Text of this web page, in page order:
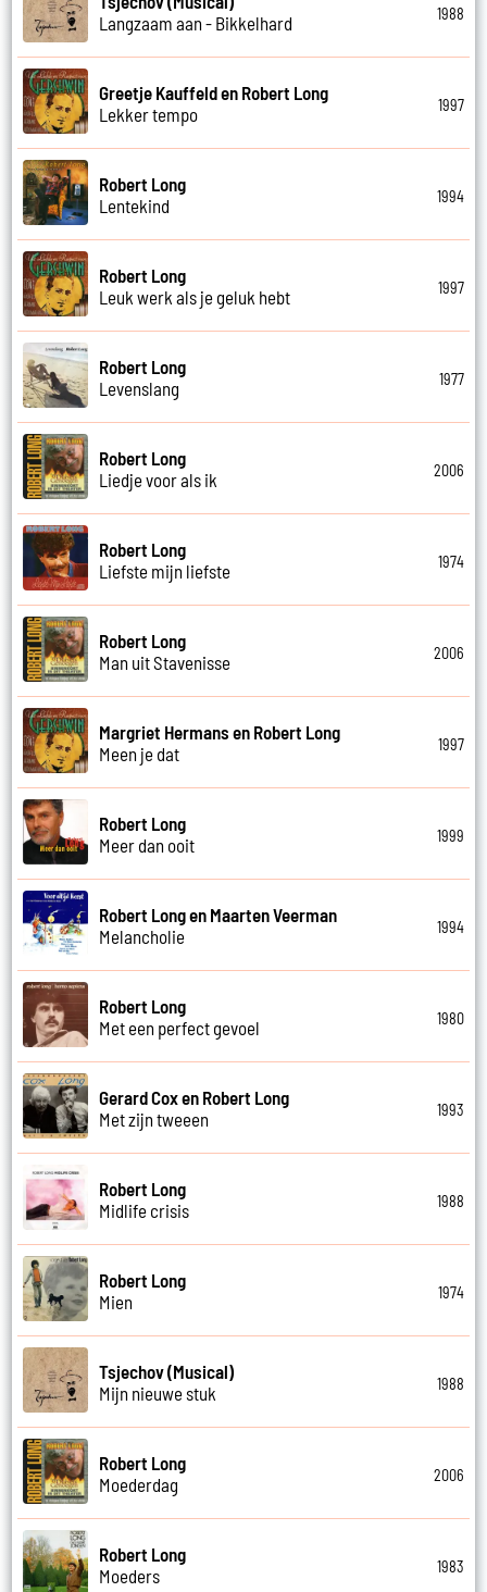
Langzaam aan - Bikkelhard
1988
Greetje Kauffeld en Robert Long
Lekker tempo
1997
Robert Long
Lentekind
1994
Robert Long
Leuk werk als je geluk hebt
1997
Robert Long
Levenslang
1977
Robert Long
Liedje voor als ik
2006
Robert Long
Liefste mijn liefste
1974
Robert Long
Man uit Stavenisse
2006
Margriet Hermans en Robert Long
Meen je dat
1997
Robert Long
Meer dan ooit
1999
Robert Long en Maarten Veerman
Melancholie
1994
Robert Long
Met een perfect gevoel
1980
Gerard Cox en Robert Long
Met zijn tweeen
1993
Robert Long
Midlife crisis
1988
Robert Long
Mien
1974
Tsjechov (Musical)
Mijn nieuwe stuk
1988
Robert Long
Moederdag
2006
Robert Long
Moeders
1983